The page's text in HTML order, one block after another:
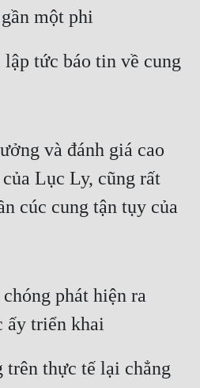
một phi
tức báo tin về cung
và đánh giá cao
Lục Ly, cũng rất
cúc cung tận tụy của
phát hiện ra
ấy triển khai
trên thực tế lại chẳng